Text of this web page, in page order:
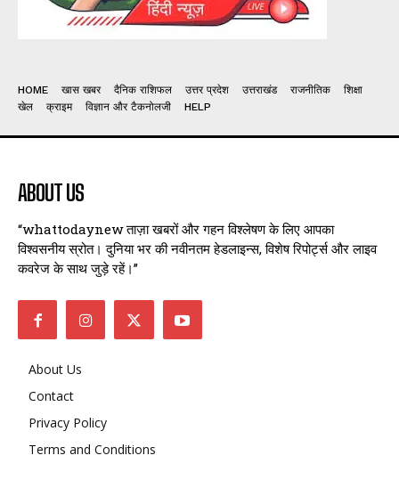
HOME खास खबर दैनिक राशिफल उत्तर प्रदेश उत्तराखंड राजनीतिक
शिक्षा
खेल
क्राइम विज्ञान और टैकनोलजी HELP
ABOUT US
“whattodaynew ताज़ा खबरों और गहन विश्लेषण के लिए आपका
विश्वसनीय स्रोत। दुनिया भर की नवीनतम हेडलाइन्स, विशेष रिपोर्ट्स और लाइव
कवरेज के साथ जुड़े रहें।”
About Us
Contact
Privacy Policy
Terms and Conditions